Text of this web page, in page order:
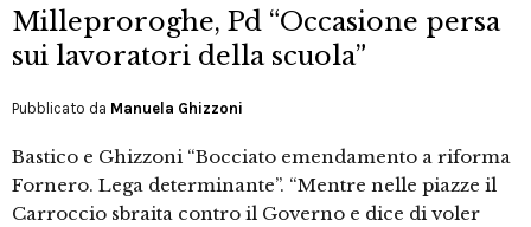
Milleproroghe, Pd “Occasione persa
sui lavoratori della scuola”
Pubblicato da Manuela Ghizzoni
Bastico e Ghizzoni “Bocciato emendamento a riforma
Fornero. Lega determinante”. “Mentre nelle piazze il
Carroccio sbraita contro il Governo e dice di voler